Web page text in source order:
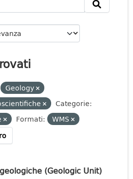
Geology
Categorie:
Formati:
WMS
(Geologic Unit)